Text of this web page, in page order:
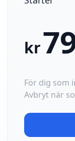
kr
För dig som
Avbryt när